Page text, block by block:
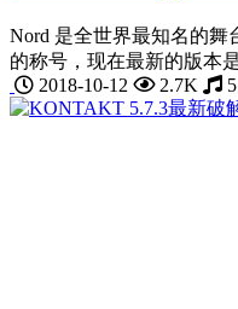
Nord 是全世界最知名的舞
的称号，现在最新的版本
2018-10-12
2.7K 5